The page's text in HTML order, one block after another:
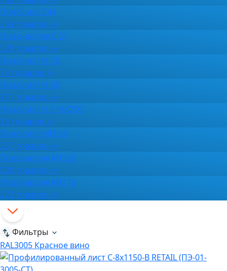
Профлист С44
254 товаров →
Профнастил С 21
329 товаров →
Профлист Н-75
76 товаров →
Профлист Н-60
171 товаров →
Профлист Н-114Х750
13 товаров →
Профлист МП-35
257 товаров →
Профнастил МП 20
528 товаров →
Профнастил МП 18
272 товаров →
Фильтры
RAL3005 Красное вино